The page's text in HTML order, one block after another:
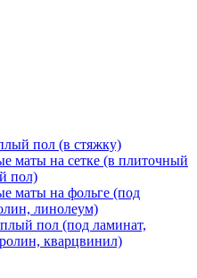
пол (в стяжку)
маты на сетке (в плиточный
пол)
маты на фольге (под
линолеум)
пол (под ламинат,
кварцвинил)